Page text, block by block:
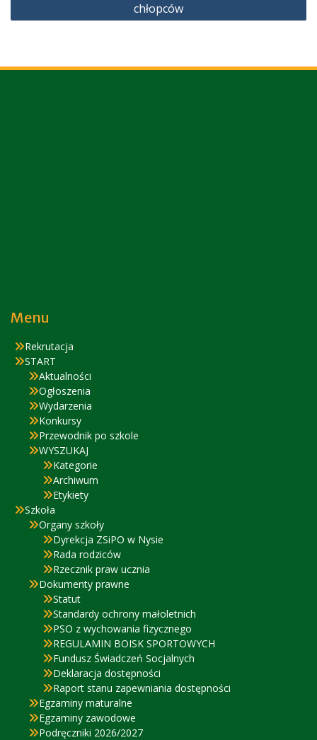
chłopców
Menu
Rekrutacja
START
Aktualności
Ogłoszenia
Wydarzenia
Konkursy
Przewodnik po szkole
WYSZUKAJ
Kategorie
Archiwum
Etykiety
Szkoła
Organy szkoły
Dyrekcja ZSiPO w Nysie
Rada rodziców
Rzecznik praw ucznia
Dokumenty prawne
Statut
Standardy ochrony małoletnich
PSO z wychowania fizycznego
REGULAMIN BOISK SPORTOWYCH
Fundusz Świadczeń Socjalnych
Deklaracja dostępności
Raport stanu zapewniania dostępności
Egzaminy maturalne
Egzaminy zawodowe
Podręczniki 2026/2027